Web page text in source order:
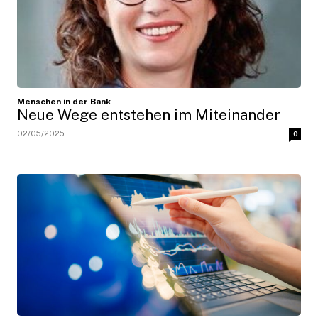
Menschen in der Bank
Neue Wege entstehen im Miteinander
02/05/2025 0